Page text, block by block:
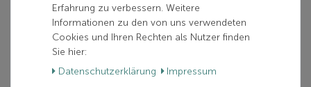
Lieferzeit: Zwischen 1-5 Tage(n)
Erfahrung zu verbessern. Weitere
Informationen zu den von uns verwendeten
Cookies und Ihren Rechten als Nutzer finden
Sie hier:
Daten­schutz­erklärung
Impressum